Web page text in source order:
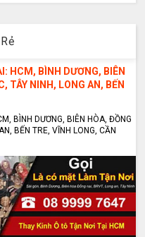
HCM, BÌNH DƯƠNG, BIÊN
TÂY NINH, LONG AN, BẾN
BÌNH DƯƠNG, BIÊN HÒA, ĐỒNG
BẾN TRE, VĨNH LONG, CẦN